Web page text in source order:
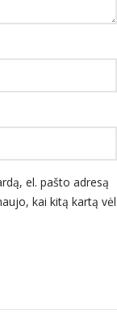
el. pašto adresą
kai kitą kartą vėl